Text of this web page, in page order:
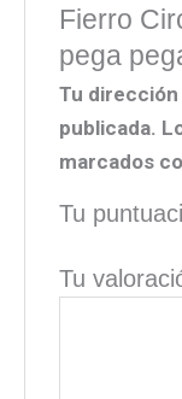
Fierro
pega
Tu
publicada.
marcados
Tu
Tu